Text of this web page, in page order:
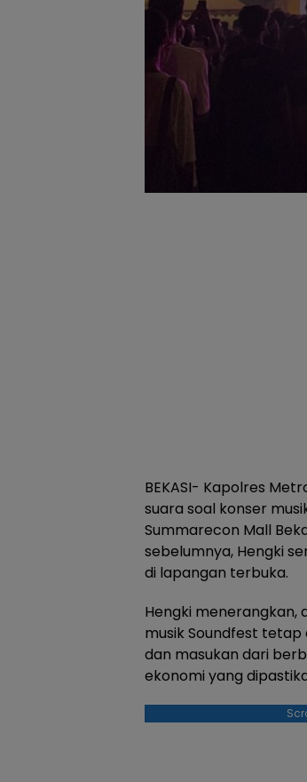
BEKASI- Kapolres
suara soal konser
Summarecon Mall
sebelumnya, Hengki
di lapangan terbuka.
Hengki
musik Soundfest
dan masukan dari
ekonomi yang